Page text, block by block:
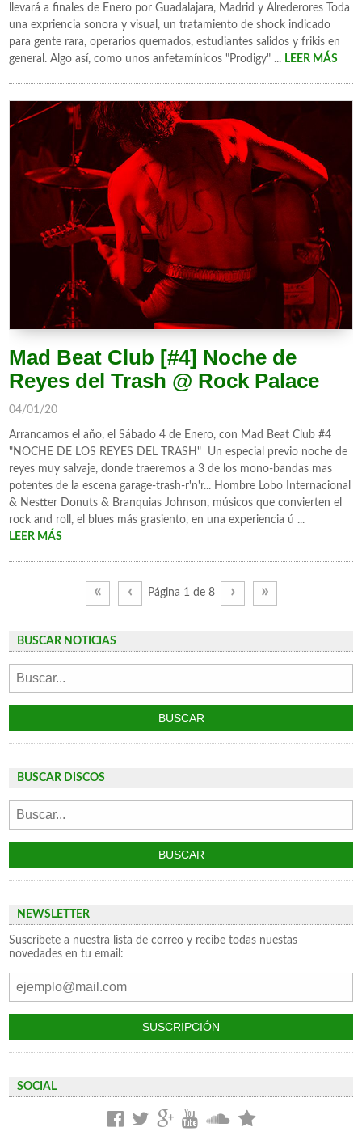
llevará a finales de Enero por Guadalajara, Madrid y Alrederores Toda
una expriencia sonora y visual, un tratamiento de shock indicado
para gente rara, operarios quemados, estudiantes salidos y frikis en
general. Algo así, como unos anfetamínicos "Prodigy" ... LEER MÁS
Mad Beat Club [#4] Noche de
Reyes del Trash @ Rock Palace
04/01/20
Arrancamos el año, el Sábado 4 de Enero, con Mad Beat Club #4
"NOCHE DE LOS REYES DEL TRASH" Un especial previo noche de
reyes muy salvaje, donde traeremos a 3 de los mono-bandas mas
potentes de la escena garage-trash-r'n'r... Hombre Lobo Internacional
& Nestter Donuts & Branquias Johnson, músicos que convierten el
rock and roll, el blues más grasiento, en una experiencia ú ...
LEER MÁS
« ‹ Página 1 de 8 › »
BUSCAR NOTICIAS
BUSCAR DISCOS
NEWSLETTER
Suscríbete a nuestra lista de correo y recibe todas nuestas
novedades en tu email:
SOCIAL